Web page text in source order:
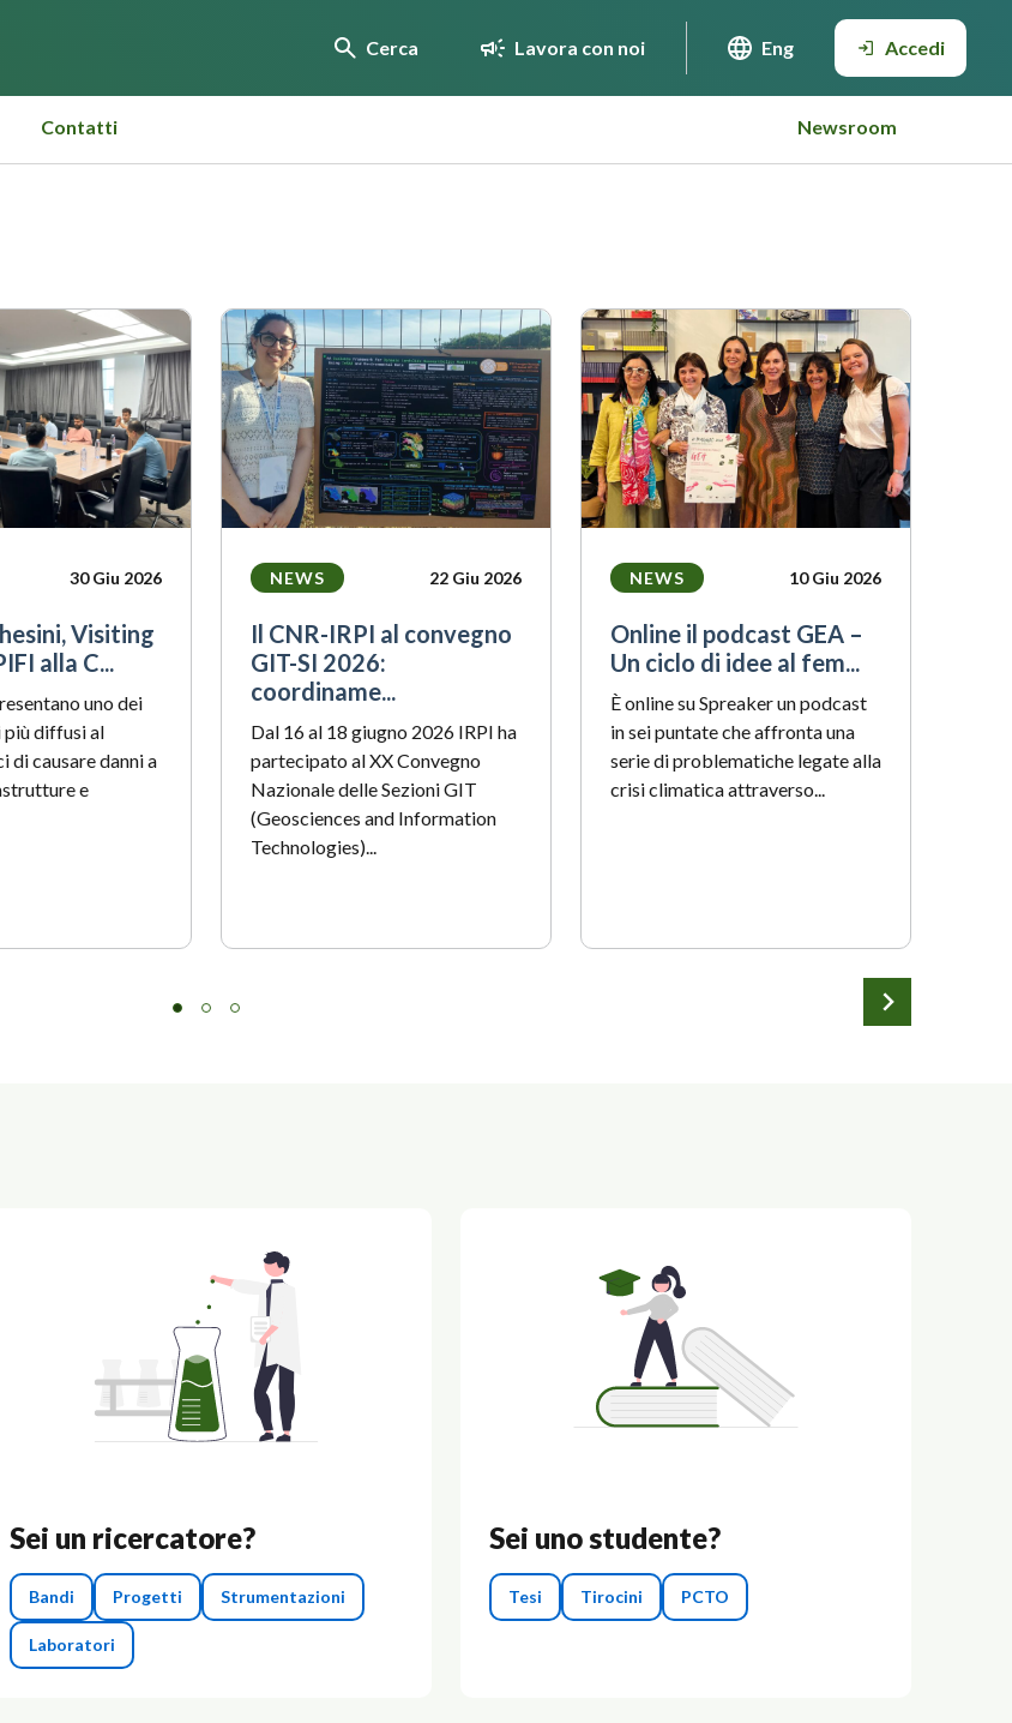
Cerca Lavora con noi Eng Accedi
Contatti Newsroom
30 Giu 2026
Visiting
alla C...
uno dei
più diffusi al
di causare danni a
e
NEWS 22 Giu 2026
Il CNR-IRPI al convegno
GIT-SI 2026:
coordiname...
Dal 16 al 18 giugno 2026 IRPI ha
partecipato al XX Convegno
Nazionale delle Sezioni GIT
(Geosciences and Information
Technologies)...
NEWS 10 Giu 2026
Online il podcast GEA –
Un ciclo di idee al fem...
È online su Spreaker un podcast
in sei puntate che affronta una
serie di problematiche legate alla
crisi climatica attraverso...
Sei un ricercatore?
Bandi Progetti Strumentazioni
Laboratori
Sei uno studente?
Tesi Tirocini PCTO